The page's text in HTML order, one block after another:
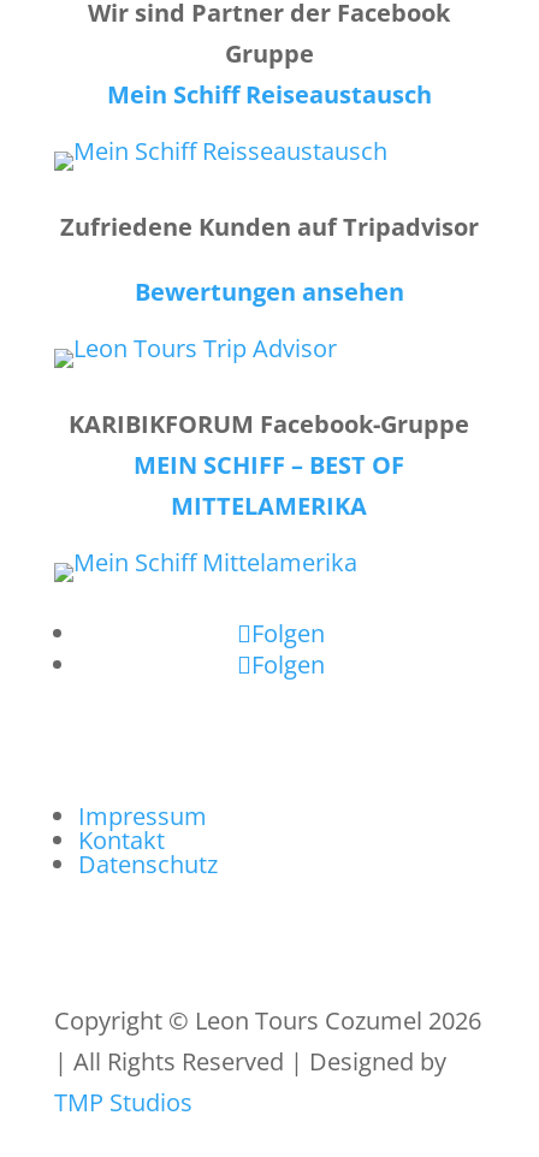
Wir sind Partner der Facebook
Gruppe
Mein Schiff Reiseaustausch
Zufriedene Kunden auf Tripadvisor
Bewertungen ansehen
KARIBIKFORUM Facebook-Gruppe
MEIN SCHIFF – BEST OF
MITTELAMERIKA
Folgen
Folgen
Impressum
Kontakt
Datenschutz
Copyright © Leon Tours Cozumel 2026
| All Rights Reserved | Designed by
TMP Studios